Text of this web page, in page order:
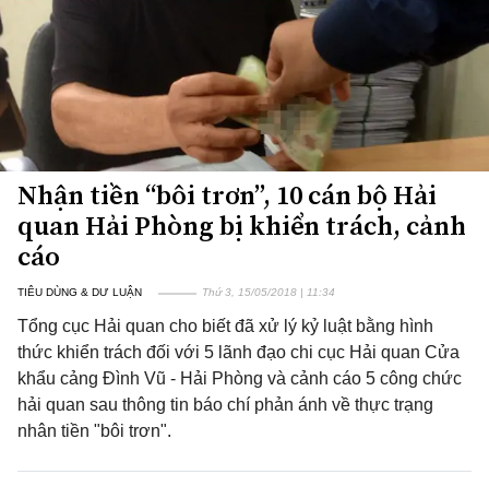
Nhận tiền “bôi trơn”, 10 cán bộ Hải
quan Hải Phòng bị khiển trách, cảnh
cáo
TIÊU DÙNG & DƯ LUẬN Thứ 3, 15/05/2018 | 11:34
Tổng cục Hải quan cho biết đã xử lý kỷ luật bằng hình
thức khiển trách đối với 5 lãnh đạo chi cục Hải quan Cửa
khẩu cảng Đình Vũ - Hải Phòng và cảnh cáo 5 công chức
hải quan sau thông tin báo chí phản ánh về thực trạng
nhân tiền "bôi trơn".